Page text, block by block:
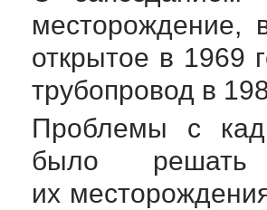
месторождение,
открытое в 1969
трубопровод в
Проблемы с
было
их